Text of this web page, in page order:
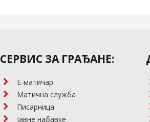
СЕРВИС ЗА ГРАЂАНЕ:
E-матичар
Матична служба
Писарница
Јавне набавке